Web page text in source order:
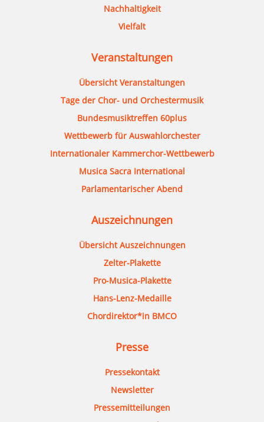
Nachhaltigkeit
Vielfalt
Veranstaltungen
Übersicht Veranstaltungen
Tage der Chor- und Orchestermusik
Bundesmusiktreffen 60plus
Wettbewerb für Auswahlorchester
Internationaler Kammerchor-Wettbewerb
Musica Sacra International
Parlamentarischer Abend
Auszeichnungen
Übersicht Auszeichnungen
Zelter-Plakette
Pro-Musica-Plakette
Hans-Lenz-Medaille
Chordirektor*in BMCO
Presse
Pressekontakt
Newsletter
Pressemitteilungen